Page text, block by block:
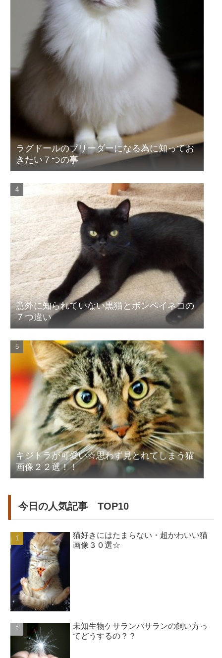
ラグドールのブリーダーになる為に知ってお
きたい７つの事
意外に知られていない黒猫とボンベイネコの
７つ違い
キジトラが可愛い☆思わず見とれてしまう猫
画像２２選！！
今日の人気記事 TOP10
猫好きにはたまらない・超かわいい猫
画像３０選☆
未知生物ケサランパサランの飼い方っ
てどうするの？？